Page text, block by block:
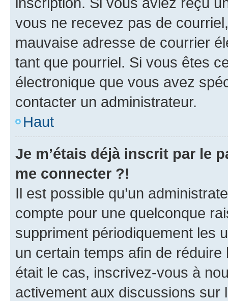
vous ne recevez pas de
mauvaise adresse de courrier
tant que pourriel. Si vous êtes
électronique que vous avez
contacter un administrateur.
Haut
Je m’étais déjà inscrit par le
me connecter ?!
Il est possible qu’un
compte pour une quelconque
suppriment périodiquement les
un certain temps afin de
était le cas, inscrivez-vous à
activement aux discussions sur